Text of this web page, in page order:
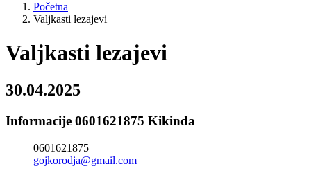
Početna
Valjkasti lezajevi
Valjkasti lezajevi
30.04.2025
Informacije 0601621875 Kikinda
0601621875
gojkorodja@gmail.com